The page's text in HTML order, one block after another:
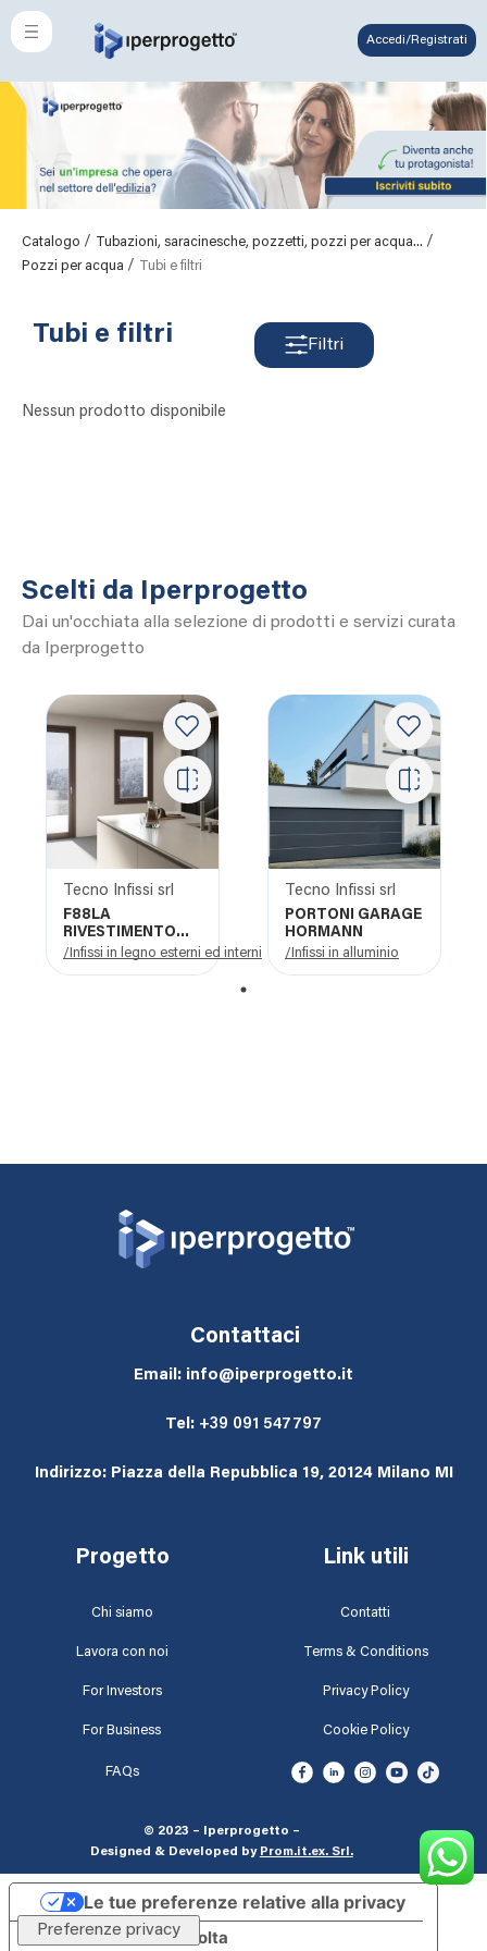
Accedi/Registrati
Catalogo / Tubazioni, saracinesche, pozzetti, pozzi per acqua... /
Pozzi per acqua / Tubi e filtri
Tubi e filtri Filtri
Nessun prodotto disponibile
Scelti da Iperprogetto
Dai un'occhiata alla selezione di prodotti e servizi curata
da Iperprogetto
Tecno Infissi srl
F88LA
RIVESTIMENTO
ESTERNO IN
/Infissi in legno esterni ed interni
Tecno Infissi srl
PORTONI GARAGE
HORMANN
/Infissi in alluminio
1
Contattaci
Email: info@iperprogetto.it
Tel: +39 091 547797
Indirizzo: Piazza della Repubblica 19, 20124 Milano MI
Progetto Link utili
Chi siamo Contatti
Lavora con noi Terms & Conditions
For Investors Privacy Policy
For Business Cookie Policy
FAQs
© 2023 – Iperprogetto –
Designed & Developed by Prom.it.ex. Srl .
Informativa sulla raccolta
Le tue preferenze relative alla privacy